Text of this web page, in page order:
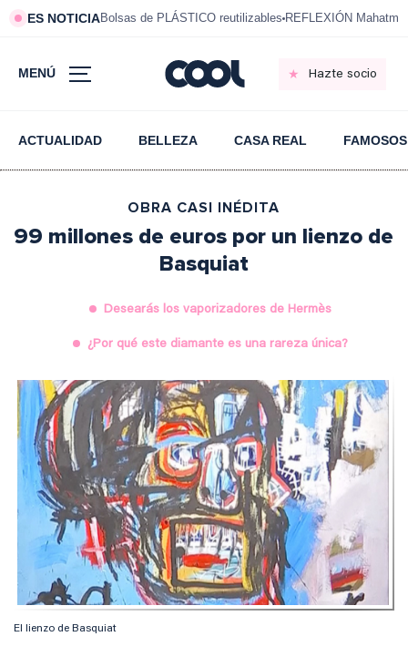
ES NOTICIABolsas de PLÁSTICO reutilizables REFLEXIÓN
MENÚ Hazte socio
ACTUALIDAD BELLEZA CASA REAL FAMOSOS
OBRA CASI INÉDITA
99 millones de euros por un lienzo de
Basquiat
Desearás los vaporizadores de Hermès
¿Por qué este diamante es una rareza única?
El lienzo de Basquiat